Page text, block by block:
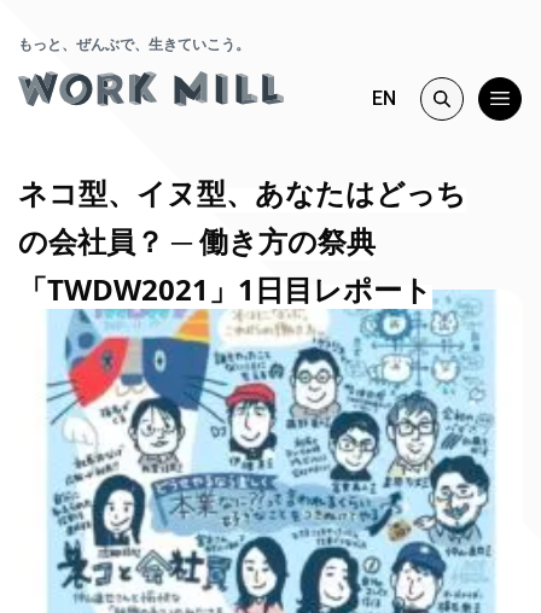
もっと、ぜんぶで、生きていこう。
EN
ネコ型、イヌ型、あなたはどっち
の会社員？ ─ 働き方の祭典
「TWDW2021」1日目レポート